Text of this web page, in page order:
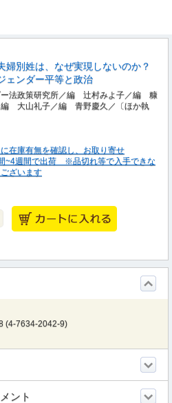
婦別姓は、なぜ実現しないのか？
ェンダー平等と政治
ー法政策研究所／編 辻村みよ子／編 糠
編 大山礼子／編 青野慶久／〔ほか執
在庫有無を確認し、お取り寄せ
~4週間で出荷 ※品切れ等で入手できな
ざいます
(4-7634-2042-9)
ント